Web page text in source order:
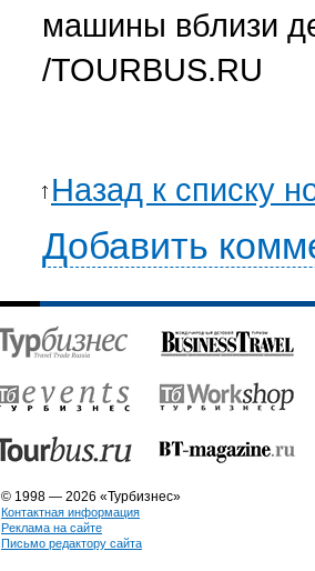
машины вблизи
/TOURBUS.RU
Назад к списку
Добавить
© 1998 — 2026 «Турбизнес»
Контактная информация
Реклама на сайте
Письмо редактору сайта